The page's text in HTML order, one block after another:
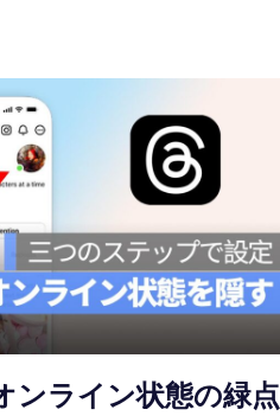
ンライン状態の緑点